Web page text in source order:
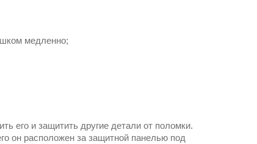
медленно;
его и защитить другие детали от поломки.
он расположен за защитной панелью под